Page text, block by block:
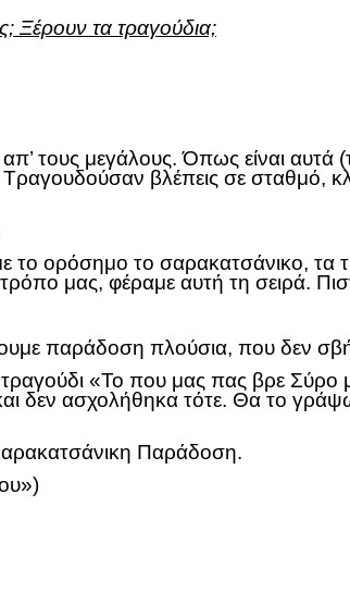
Ξέρουν τα τραγούδια;
τους μεγάλους. Όπως είναι
βλέπεις σε σταθμό,
ορόσημο το σαρακατσάνικο, τα
μας, φέραμε αυτή τη σειρά.
παράδοση πλούσια, που δεν
«Το που μας πας βρε Σύρο
δεν ασχολήθηκα τότε. Θα το
Παράδοση.